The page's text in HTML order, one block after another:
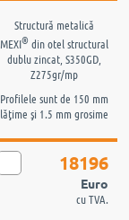
Structură metalică
MEXI® din otel structural
dublu zincat, S350GD,
Z275gr/mp
Profilele sunt de 150 mm
lăţime şi 1.5 mm grosime
18196
Euro
cu TVA.